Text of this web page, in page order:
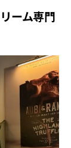
ーム専門